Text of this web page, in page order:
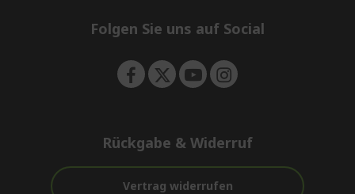
e
Folgen Sie uns auf Social
Rückgabe & Widerruf
Vertrag widerrufen